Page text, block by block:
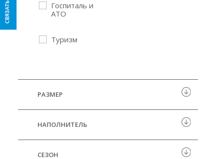
Госпиталь и
АТО
Туризм
РАЗМЕР
НАПОЛНИТЕЛЬ
СЕЗОН